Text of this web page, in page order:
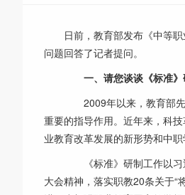
日前，教育部发布《中等
问题回答了记者提问。
一、请您谈谈《标准》
2009年以来，教育部先
重要的指导作用。近年来，科
业教育改革发展的新形势和中
《标准》研制工作以习
大会精神，落实职教20条关于“